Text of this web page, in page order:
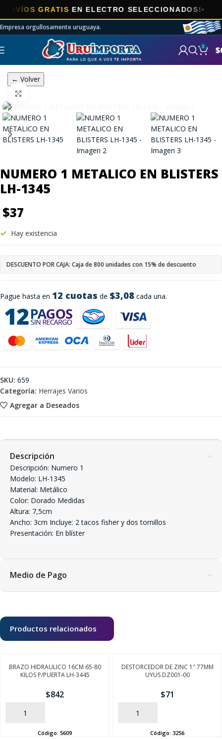
GRATISEN ELECTRO SELECCIONADOS!
Empresa orgullosamente uruguaya.
0 $
← Volver
NUMERO 1 METALICO EN BLISTERS
LH-1345
$37
Pague hasta en 12 cuotas de $3,08 cada una.
Hay existencia
DESCUENTO POR CAJA: Caja de 800 unidades con 15% de descuento
Agregar a Deseados
SKU: 659
Categoría: Herrajes Varios
Descripción
Descripción: Numero 1
Modelo: LH-1345
Material: Metálico
Color: Dorado Medidas
Altura: 7,5cm
Ancho: 3cm Incluye: 2 tacos fisher y dos tornillos
Presentación: En blíster
Medio de Pago
Productos relacionados
BRAZO HIDRAULICO 16CM 65-80
KILOS P/PUERTA LH-3445
$842
AÑADIR
Código: 5609
DESTORCEDOR DE ZINC 1″ 77MM
UYUS DZ001-00
$71
AÑADIR
Código: 3256